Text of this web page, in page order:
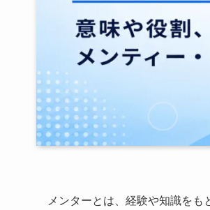
メンターとは、経験や知識をも